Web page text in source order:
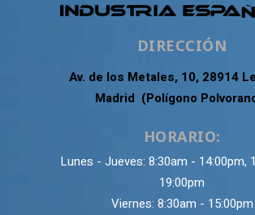
DIRECCIÓN
Av. de los Metales, 10, 28914
Madrid (Polígono
HORARIO:
Lunes - Jueves: 8:30am - 14:00pm,
19:00pm
Viernes: 8:30am - 15:00pm